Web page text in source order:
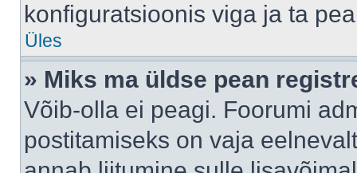
konfiguratsioonis viga ja ta
Üles
» Miks ma üldse pean
Võib-olla ei peagi. Foorumi
postitamiseks on vaja